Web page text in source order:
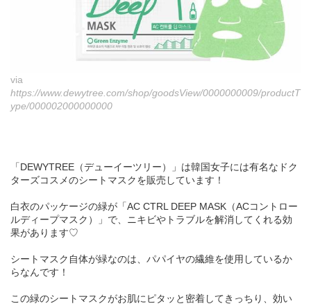
via
https://www.dewytree.com/shop/goodsView/0000000009/productT
ype/000002000000000
「DEWYTREE（デューイーツリー）」は韓国女子には有名なドク
ターズコスメのシートマスクを販売しています！
白衣のパッケージの緑が「AC CTRL DEEP MASK（ACコントロー
ルディープマスク）」で、ニキビやトラブルを解消してくれる効
果があります♡
シートマスク自体が緑なのは、パパイヤの繊維を使用しているか
らなんです！
この緑のシートマスクがお肌にピタッと密着してきっちり、効い